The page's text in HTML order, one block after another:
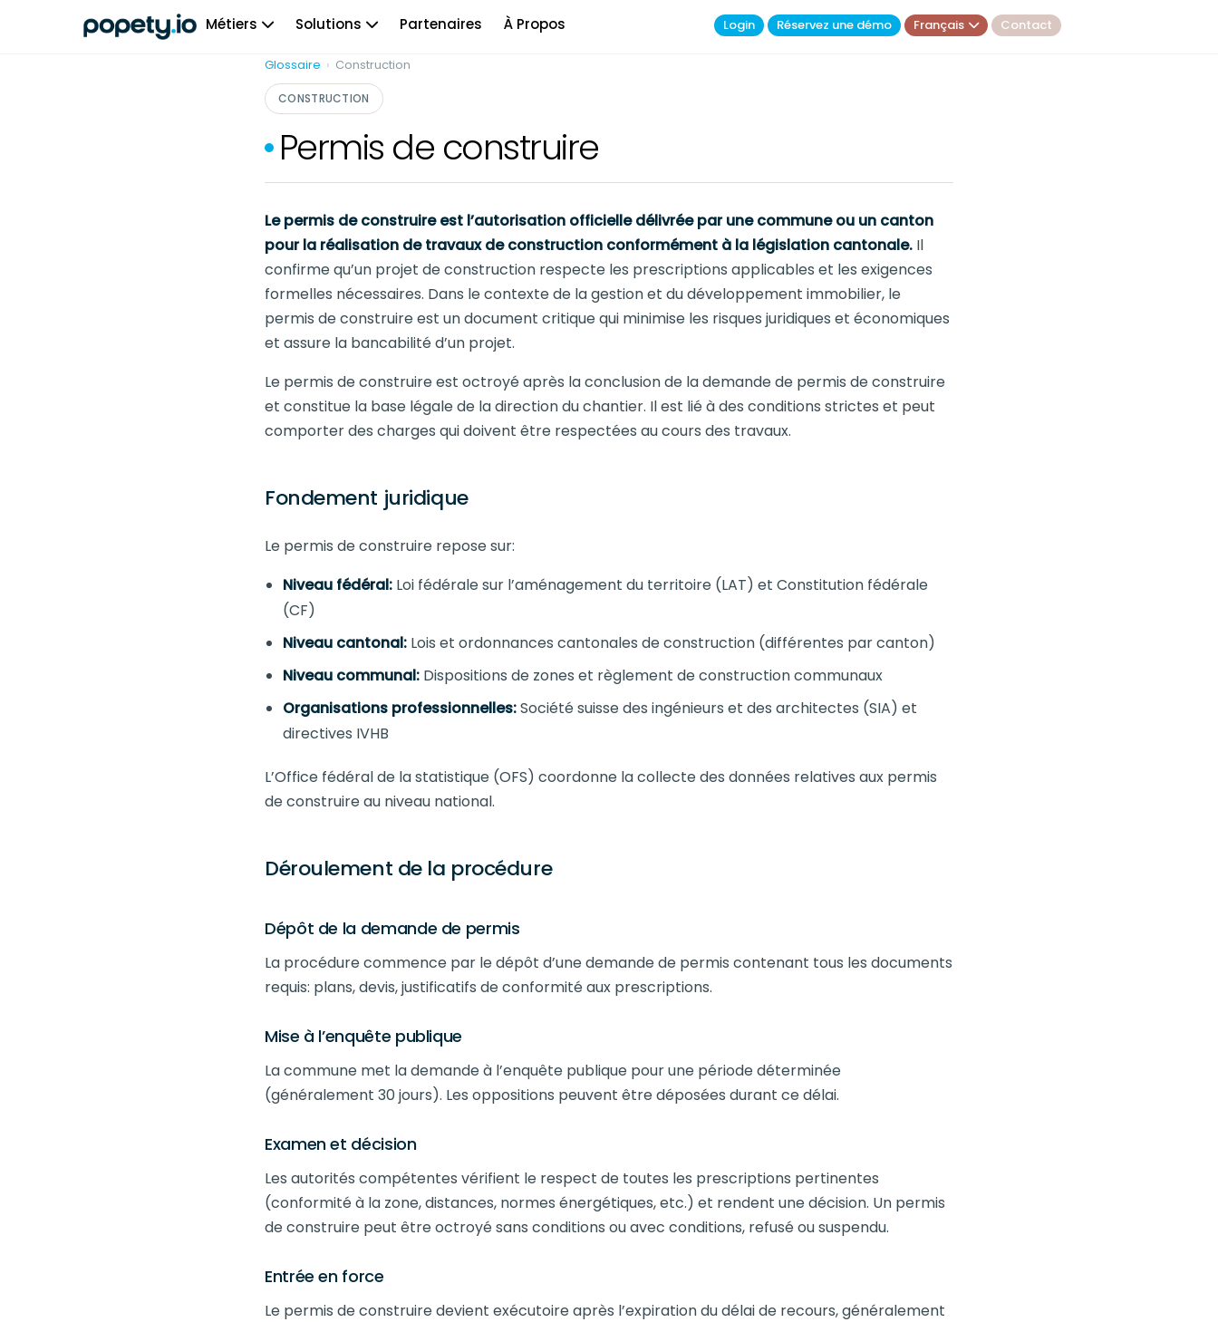
Métiers Solutions Partenaires À Propos Login Réservez une démo Français Contact
Glossaire › Construction
CONSTRUCTION
Permis de construire
Le permis de construire est l’autorisation officielle délivrée par une commune ou un canton
pour la réalisation de travaux de construction conformément à la législation cantonale. Il
confirme qu’un projet de construction respecte les prescriptions applicables et les exigences
formelles nécessaires. Dans le contexte de la gestion et du développement immobilier, le
permis de construire est un document critique qui minimise les risques juridiques et économiques
et assure la bancabilité d’un projet.
Le permis de construire est octroyé après la conclusion de la demande de permis de construire
et constitue la base légale de la direction du chantier. Il est lié à des conditions strictes et peut
comporter des charges qui doivent être respectées au cours des travaux.
Fondement juridique
Le permis de construire repose sur:
Niveau fédéral: Loi fédérale sur l’aménagement du territoire (LAT) et Constitution fédérale
(CF)
Niveau cantonal: Lois et ordonnances cantonales de construction (différentes par canton)
Niveau communal: Dispositions de zones et règlement de construction communaux
Organisations professionnelles:Société suisse des ingénieurs et des architectes (SIA) et
directives IVHB
L’Office fédéral de la statistique (OFS) coordonne la collecte des données relatives aux permis
de construire au niveau national.
Déroulement de la procédure
Dépôt de la demande de permis
La procédure commence par le dépôt d’une demande de permis contenant tous les documents
requis: plans, devis, justificatifs de conformité aux prescriptions.
Mise à l’enquête publique
La commune met la demande à l’enquête publique pour une période déterminée
(généralement 30 jours). Les oppositions peuvent être déposées durant ce délai.
Examen et décision
Les autorités compétentes vérifient le respect de toutes les prescriptions pertinentes
(conformité à la zone, distances, normes énergétiques, etc.) et rendent une décision. Un permis
de construire peut être octroyé sans conditions ou avec conditions, refusé ou suspendu.
Entrée en force
Le permis de construire devient exécutoire après l’expiration du délai de recours, généralement